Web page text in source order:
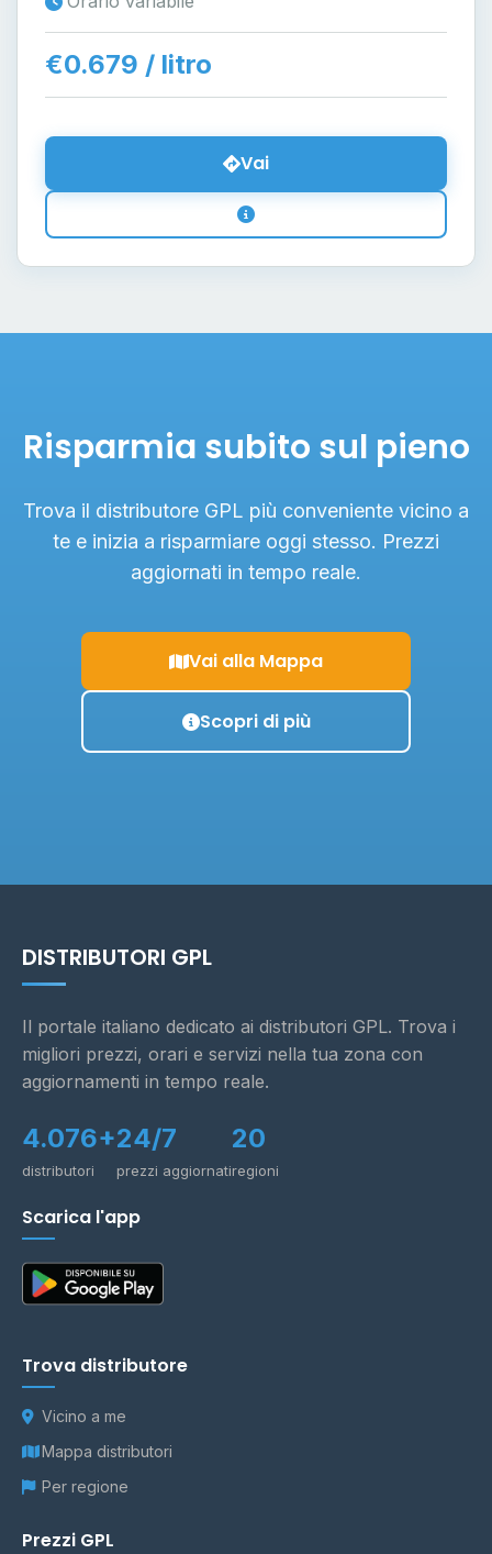
€0.679 / litro
Vai
Risparmia subito sul pieno
Trova il distributore GPL più conveniente vicino a
te e inizia a risparmiare oggi stesso. Prezzi
aggiornati in tempo reale.
Vai alla Mappa
Scopri di più
DISTRIBUTORI GPL
Il portale italiano dedicato ai distributori GPL. Trova i
migliori prezzi, orari e servizi nella tua zona con
aggiornamenti in tempo reale.
4.076+
distributori
24/7
prezzi aggiornati
20
regioni
Scarica l'app
Trova distributore
Vicino a me
Mappa distributori
Per regione
Prezzi GPL